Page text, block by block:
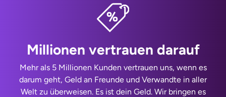
Millionen vertrauen darauf
Mehr als 5 Millionen Kunden vertrauen uns, wenn es
darum geht, Geld an Freunde und Verwandte in aller
Welt zu überweisen. Es ist dein Geld. Wir bringen es